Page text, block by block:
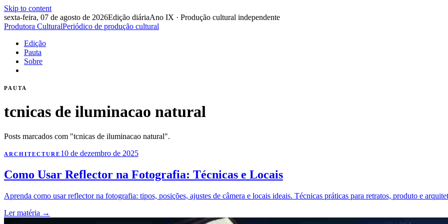
Skip to content
sexta-feira, 07 de agosto de 2026Edição diáriaAno IX · Produção cultural independente
Produtora CulturalPeriódico de produção cultural
Edição
Pauta
Sobre
PAUTA
tcnicas de iluminacao natural
Posts marcados com "tcnicas de iluminacao natural".
ARCHITECTURE 10 de dezembro de 2025
Como Usar Reflector na Fotografia: Técnicas e Locais
Aprenda como usar reflector na fotografia: tipos, posições, ajustes de câmera e locais ideais. Técnicas práticas para retratos, produto e
Ler matéria →